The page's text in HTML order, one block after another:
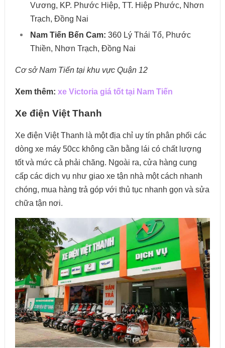
Vương, KP. Phước Hiệp, TT. Hiệp Phước, Nhơn
Trạch, Đồng Nai
Nam Tiến Bến Cam: 360 Lý Thái Tổ, Phước
Thiền, Nhơn Trạch, Đồng Nai
Cơ sở Nam Tiến tại khu vực Quận 12
Xem thêm: xe Victoria giá tốt tại Nam Tiến
Xe điện Việt Thanh
Xe điện Việt Thanh là một địa chỉ uy tín phân phối các
dòng xe máy 50cc không cần bằng lái có chất lượng
tốt và mức cả phải chăng. Ngoài ra, cửa hàng cung
cấp các dịch vụ như giao xe tận nhà một cách nhanh
chóng, mua hàng trả góp với thủ tục nhanh gọn và sửa
chữa tận nơi.